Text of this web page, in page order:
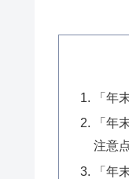
「年
「年
注意
「年